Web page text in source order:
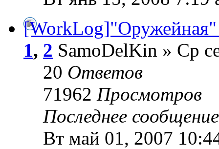
[WorkLog]"Оружейная"
1, 2 SamoDelKin » Ср
20 Ответов
71962 Просмотров
Последнее
Вт май 01, 2007